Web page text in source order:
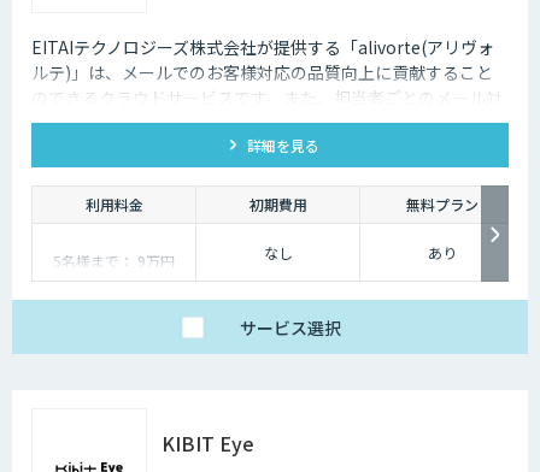
EITAIテクノロジーズ株式会社が提供する「alivorte(アリヴォ
ルテ)」は、メールでのお客様対応の品質向上に貢献すること
のできるクラウドサービスです。また、担当者ごとのメール対
応状況(受信・返信・未返信の件数など)も可視化します。
詳細を見る
利用料金 初期費用 無料プラン
5名様まで： 9万円
6名様以降〜： 9万円 +
なし あり
サービス選択
KIBIT Eye